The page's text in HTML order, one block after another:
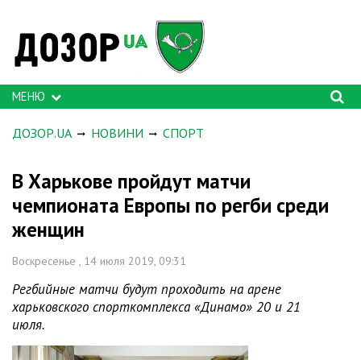
МЕНЮ
ДОЗОР.UA НОВИНИ СПОРТ
В Харькове пройдут матчи
чемпионата Европы по регби среди
женщин
Воскресенье , 14 июля 2019, 09:31
Регбийные матчи будут проходить на арене
харьковского спорткомплекса «Динамо» 20 и 21
июля.